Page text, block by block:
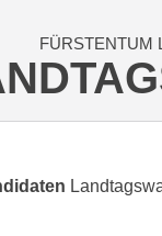
FÜRSTENTUM